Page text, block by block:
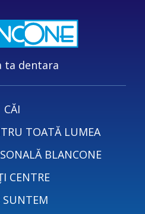
ta dentara
CĂI
TOATĂ LUMEA
BLANCONE
CENTRE
SUNTEM